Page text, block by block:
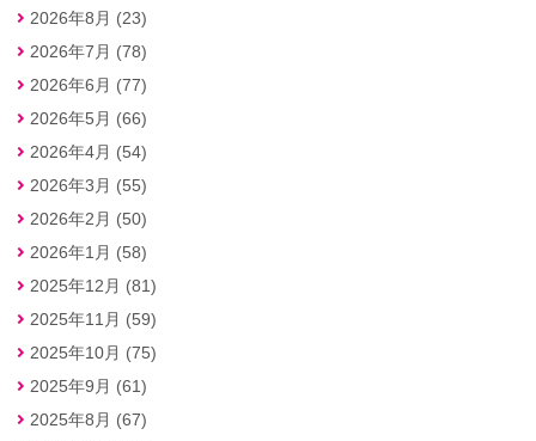
2026年8月 (23)
2026年7月 (78)
2026年6月 (77)
2026年5月 (66)
2026年4月 (54)
2026年3月 (55)
2026年2月 (50)
2026年1月 (58)
2025年12月 (81)
2025年11月 (59)
2025年10月 (75)
2025年9月 (61)
2025年8月 (67)